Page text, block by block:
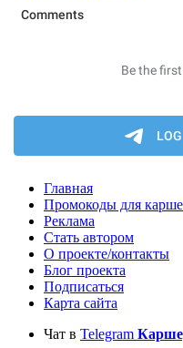
Главная
Промокоды для
Реклама
Стать автором
О проекте/контакты
Блог проекта
Подписаться
Карта сайта
Чат в Telegram